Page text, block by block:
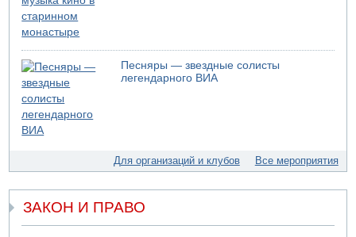
07.08.2026 17:48
В Иерусалиме водитель врезался в забор и серьезно
пострадал
07.08.2026 13:47
Ливанская армия сообщила о ранении солдата
07.08.2026 13:39
Моджтаба Хаменеи в плохом состоянии
Министр обороны ушел с заседания кабинета на
свадьбу
Песняры — звездные солисты
легендарного ВИА
Для организаций и клубов Все мероприятия
ЗАКОН И ПРАВО